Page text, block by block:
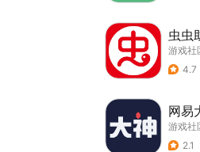
虫虫
游戏社
4.7
网易
游戏社
2.1